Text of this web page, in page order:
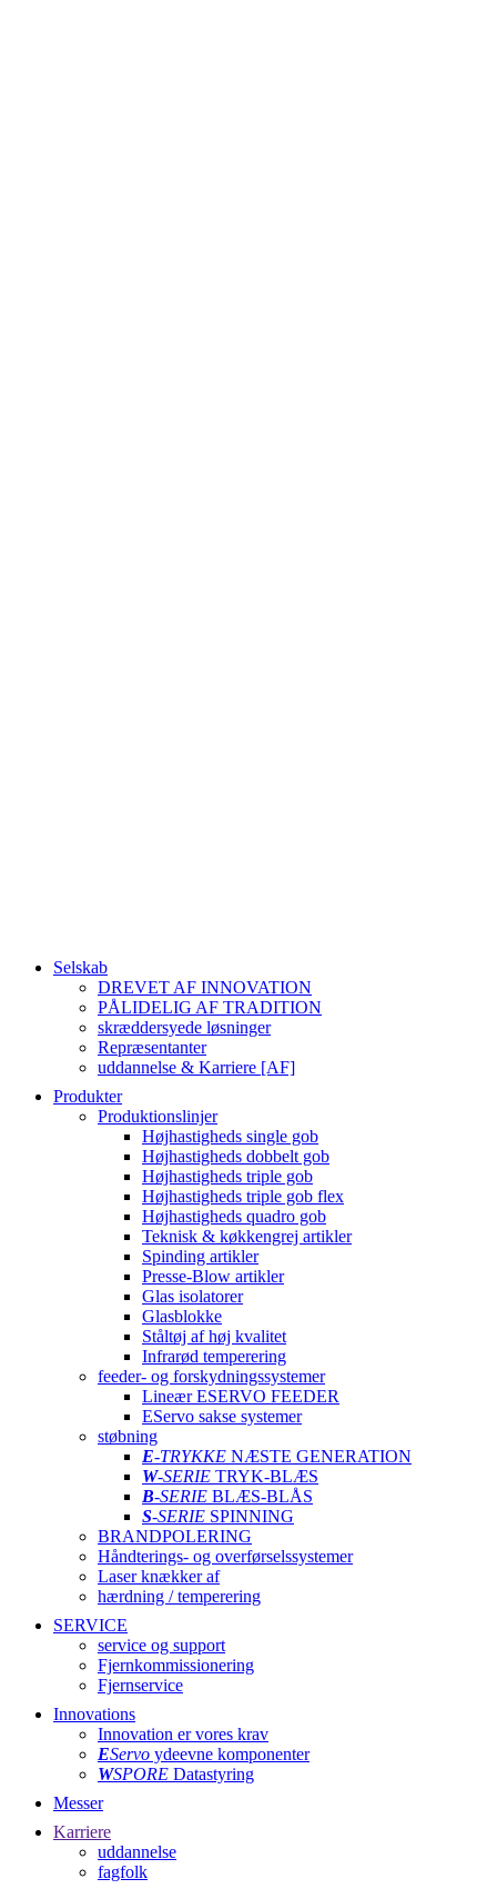
Selskab
DREVET AF INNOVATION
PÅLIDELIG AF TRADITION
skræddersyede løsninger
Repræsentanter
uddannelse & Karriere [AF]
Produkter
Produktionslinjer
Højhastigheds single gob
Højhastigheds dobbelt gob
Højhastigheds triple gob
Højhastigheds triple gob flex
Højhastigheds quadro gob
Teknisk & køkkengrej artikler
Spinding artikler
Presse-Blow artikler
Glas isolatorer
Glasblokke
Ståltøj af høj kvalitet
Infrarød temperering
feeder- og forskydningssystemer
Lineær ESERVO FEEDER
EServo sakse systemer
støbning
E-TRYKKE NÆSTE GENERATION
W-SERIE TRYK-BLÆS
B-SERIE BLÆS-BLÅS
S-SERIE SPINNING
BRANDPOLERING
Håndterings- og overførselssystemer
Laser knækker af
hærdning / temperering
SERVICE
service og support
Fjernkommissionering
Fjernservice
Innovations
Innovation er vores krav
EServo ydeevne komponenter
WSPORE Datastyring
Messer
Karriere
uddannelse
fagfolk